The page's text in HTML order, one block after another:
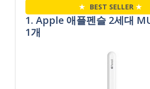
★ BEST SELLER ★
1. Apple 애플펜슬 2세대
1개